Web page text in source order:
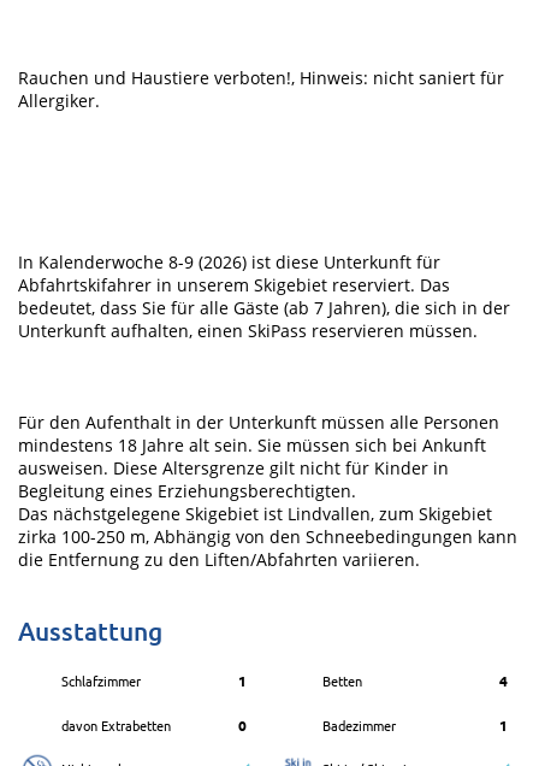
Rauchen und Haustiere verboten!, Hinweis: nicht saniert für
Allergiker.
In Kalenderwoche 8-9 (2026) ist diese Unterkunft für
Abfahrtskifahrer in unserem Skigebiet reserviert. Das
bedeutet, dass Sie für alle Gäste (ab 7 Jahren), die sich in der
Unterkunft aufhalten, einen SkiPass reservieren müssen.
Für den Aufenthalt in der Unterkunft müssen alle Personen
mindestens 18 Jahre alt sein. Sie müssen sich bei Ankunft
ausweisen. Diese Altersgrenze gilt nicht für Kinder in
Begleitung eines Erziehungsberechtigten.
Das nächstgelegene Skigebiet ist Lindvallen, zum Skigebiet
zirka 100-250 m, Abhängig von den Schneebedingungen kann
die Entfernung zu den Liften/Abfahrten variieren.
Ausstattung
Schlafzimmer 1 Betten 4
davon Extrabetten 0 Badezimmer 1